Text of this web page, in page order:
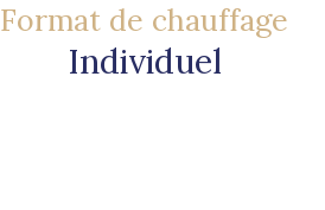
Format de chauffage
Individuel